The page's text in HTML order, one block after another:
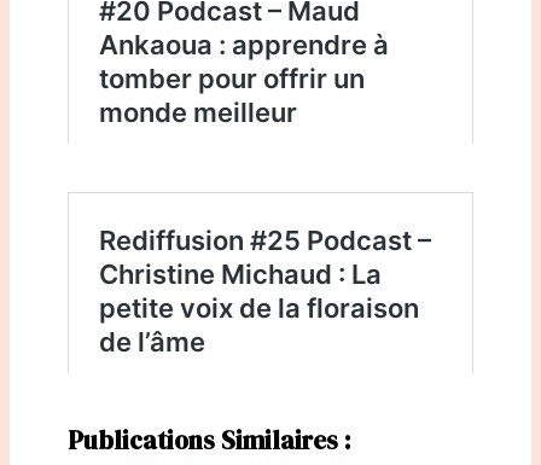
Publications Similaires :